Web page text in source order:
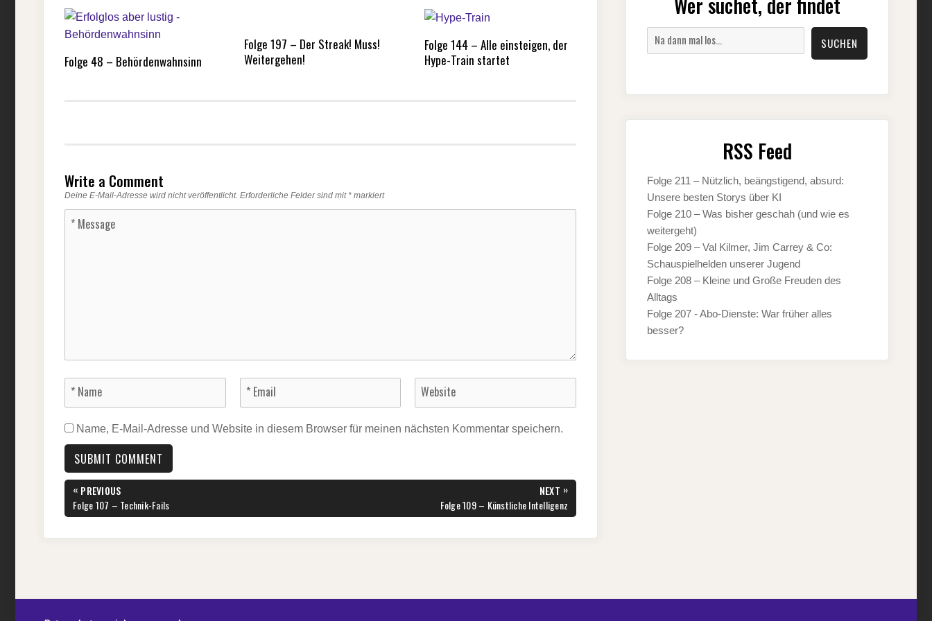
Folge 48 – Behördenwahnsinn
Folge 197 – Der Streak! Muss!
Weitergehen!
Folge 144 – Alle einsteigen, der
Hype-Train startet
Write a Comment
Deine E-Mail-Adresse wird nicht veröffentlicht. Erforderliche Felder sind mit * markiert
Name, E-Mail-Adresse und Website in diesem Browser für meinen nächsten Kommentar speichern.
Beitragsnavigation
« PREVIOUS
PREVIOUS
POST:
Folge 107 – Technik-Fails
NEXT »
NEXT
POST:
Folge 109 – Künstliche Intelligenz
Suchen
SUCHEN
RSS Feed
Folge 211 – Nützlich, beängstigend, absurd:
Unsere besten Storys über KI
Folge 210 – Was bisher geschah (und wie es
weitergeht)
Folge 209 – Val Kilmer, Jim Carrey & Co:
Schauspielhelden unserer Jugend
Folge 208 – Kleine und Große Freuden des
Alltags
Folge 207 - Abo-Dienste: War früher alles
besser?